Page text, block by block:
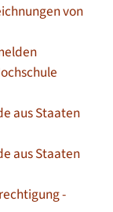
von
aus Staaten
aus Staaten
-